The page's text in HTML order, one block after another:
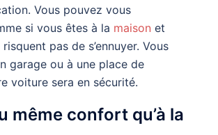
Vous pouvez vous
si vous êtes à la maison et
pas de s’ennuyer. Vous
garage ou à une place de
voiture sera en sécurité.
même confort qu’à la